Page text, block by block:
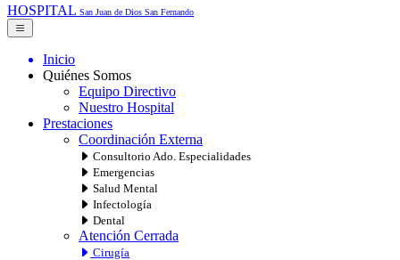
HOSPITAL San Juan de Dios San Fernando
Inicio
Quiénes Somos
Equipo Directivo
Nuestro Hospital
Prestaciones
Coordinación Externa
Consultorio Ado. Especialidades
Emergencias
Salud Mental
Infectología
Dental
Atención Cerrada
Cirugía